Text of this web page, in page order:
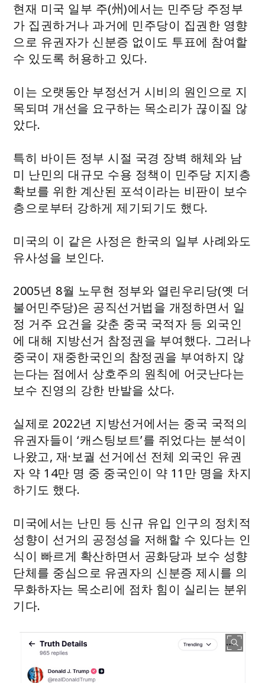
현재 미국 일부 주(州)에서는 민주당 주정부
가 집권하거나 과거에 민주당이 집권한 영향
으로 유권자가 신분증 없이도 투표에 참여할
수 있도록 허용하고 있다.
이는 오랫동안 부정선거 시비의 원인으로 지
목되며 개선을 요구하는 목소리가 끊이질 않
았다.
특히 바이든 정부 시절 국경 장벽 해체와 남
미 난민의 대규모 수용 정책이 민주당 지지층
확보를 위한 계산된 포석이라는 비판이 보수
층으로부터 강하게 제기되기도 했다.
미국의 이 같은 사정은 한국의 일부 사례와도
유사성을 보인다.
2005년 8월 노무현 정부와 열린우리당(옛 더
불어민주당)은 공직선거법을 개정하면서 일
정 거주 요건을 갖춘 중국 국적자 등 외국인
에 대해 지방선거 참정권을 부여했다. 그러나
중국이 재중한국인의 참정권을 부여하지 않
는다는 점에서 상호주의 원칙에 어긋난다는
보수 진영의 강한 반발을 샀다.
실제로 2022년 지방선거에서는 중국 국적의
유권자들이 ‘캐스팅보트’를 쥐었다는 분석이
나왔고, 재·보궐 선거에선 전체 외국인 유권
자 약 14만 명 중 중국인이 약 11만 명을 차지
하기도 했다.
미국에서는 난민 등 신규 유입 인구의 정치적
성향이 선거의 공정성을 저해할 수 있다는 인
식이 빠르게 확산하면서 공화당과 보수 성향
단체를 중심으로 유권자의 신분증 제시를 의
무화하자는 목소리에 점차 힘이 실리는 분위
기다.